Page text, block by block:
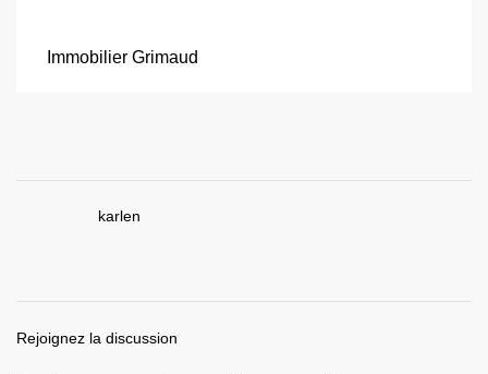
Immobilier Grimaud
karlen
Rejoignez la discussion